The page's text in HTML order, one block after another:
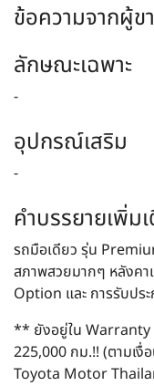
ข้อความจากผู้ข
ลักษณะเฉพาะ
-
อุปกรณ์เสริม
-
คำบรรยายเพิ่ม
รถมือเดียว รุ่น
สภาพสวยมากๆ หลังค
Option และ การรับปร
** ยังอยู่ใน Warranty
225,000 กม.!! (ตามเงื่
Toyota Motor